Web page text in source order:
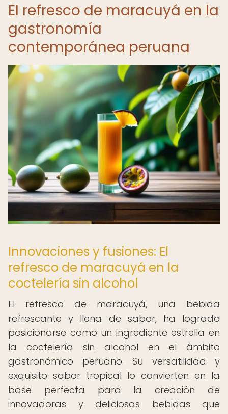
El refresco de maracuyá en la
gastronomía
contemporánea peruana
Innovaciones y fusiones: El
refresco de maracuyá en la
coctelería sin alcohol
El refresco de maracuyá, una bebida
refrescante y llena de sabor, ha logrado
posicionarse como un ingrediente estrella en
la coctelería sin alcohol en el ámbito
gastronómico peruano. Su versatilidad y
exquisito sabor tropical lo convierten en la
base perfecta para la creación de
innovadoras y deliciosas bebidas que